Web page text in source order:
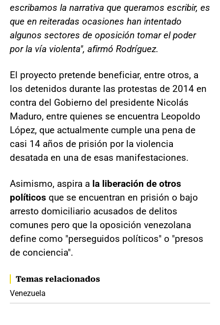
escribamos la narrativa que queramos escribir, es
que en reiteradas ocasiones han intentado
algunos sectores de oposición tomar el poder
por la vía violenta", afirmó Rodríguez.
El proyecto pretende beneficiar, entre otros, a
los detenidos durante las protestas de 2014 en
contra del Gobierno del presidente Nicolás
Maduro, entre quienes se encuentra Leopoldo
López, que actualmente cumple una pena de
casi 14 años de prisión por la violencia
desatada en una de esas manifestaciones.
Asimismo, aspira a la liberación de otros
políticos que se encuentran en prisión o bajo
arresto domiciliario acusados de delitos
comunes pero que la oposición venezolana
define como "perseguidos políticos" o "presos
de conciencia".
Temas relacionados
Venezuela